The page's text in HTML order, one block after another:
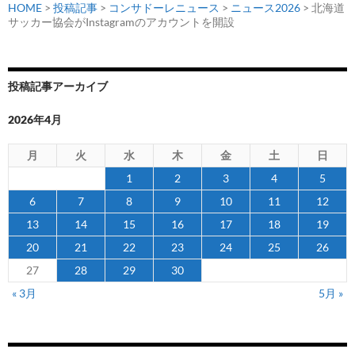
HOME > 投稿記事 > コンサドーレニュース > ニュース2026 > 北海道
サッカー協会がInstagramのアカウントを開設
投稿記事アーカイブ
2026年4月
月 火 水 木 金 土
日
1
2 3 4
5
6
7 8 9 10 11
12
13
14 15 16 17 18
19
20
21 22 23 24 25
26
27
28 29
30
« 3月
5月 »